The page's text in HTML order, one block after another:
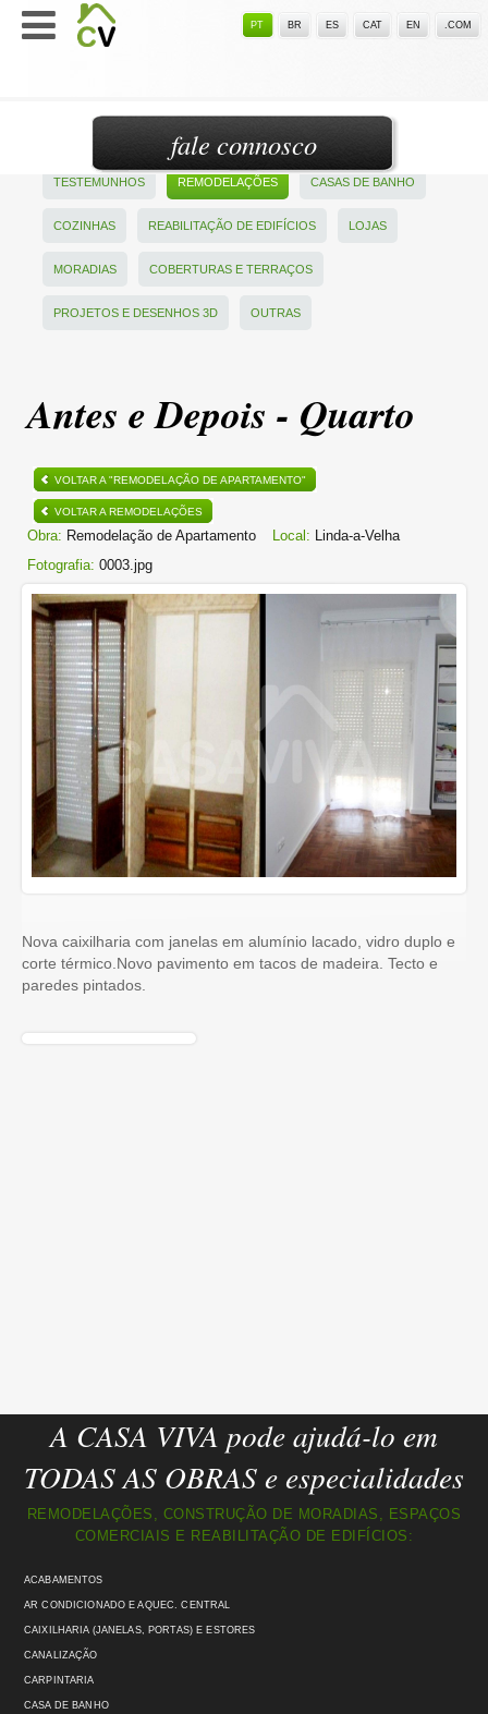
PT BR ES CAT EN .COM
TESTEMUNHOS REMODELAÇÕES CASAS DE BANHO
COZINHAS REABILITAÇÃO DE EDIFÍCIOS LOJAS
MORADIAS COBERTURAS E TERRAÇOS
PROJETOS E DESENHOS 3D OUTRAS
Antes e Depois - Quarto
VOLTAR A "REMODELAÇÃO DE APARTAMENTO"
VOLTAR A REMODELAÇÕES
Obra: Remodelação de Apartamento Local: Linda-a-Velha
Fotografia: 0003.jpg
Nova caixilharia com janelas em alumínio lacado, vidro duplo e
corte térmico.Novo pavimento em tacos de madeira. Tecto e
paredes pintados.
fale connosco
A CASA VIVA pode ajudá-lo em
TODAS AS OBRAS e especialidades
REMODELAÇÕES, CONSTRUÇÃO DE MORADIAS, ESPAÇOS
COMERCIAIS E REABILITAÇÃO DE EDIFÍCIOS:
ACABAMENTOS
AR CONDICIONADO E AQUEC. CENTRAL
CAIXILHARIA (JANELAS, PORTAS) E ESTORES
CANALIZAÇÃO
CARPINTARIA
CASA DE BANHO